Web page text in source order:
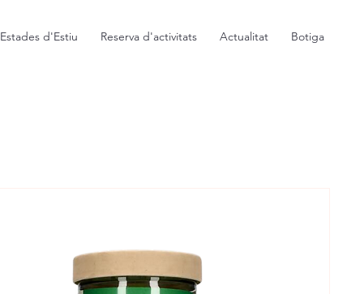
Estades d'Estiu Reserva d'activitats Actualitat Botiga